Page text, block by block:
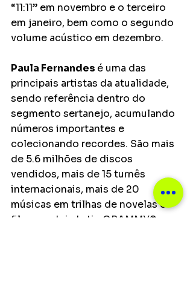
“11:11” em novembro e o terceiro
em janeiro, bem como o segundo
volume acústico em dezembro.
Paula Fernandes é uma das
principais artistas da atualidade,
sendo referência dentro do
segmento sertanejo, acumulando
números importantes e
colecionando recordes. São mais
de 5.6 milhões de discos
vendidos, mais de 15 turnês
internacionais, mais de 20
músicas em trilhas de novelas e
filmes e dois Latin GRAMMY®